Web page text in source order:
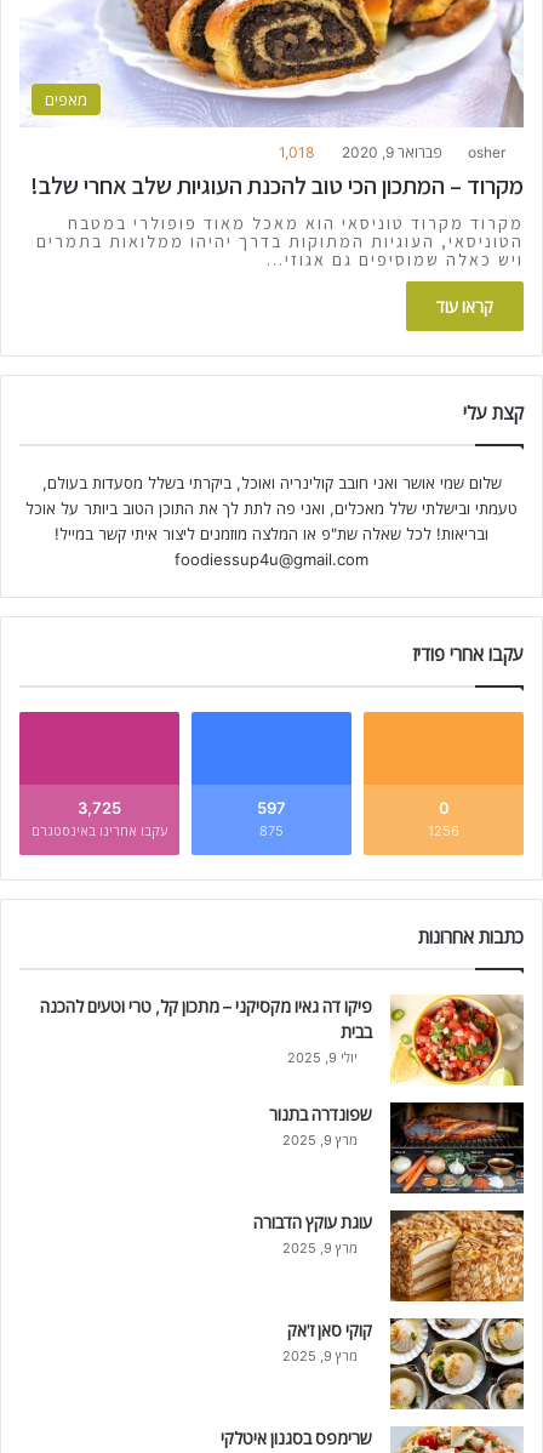
מאפים
osher פברואר 9, 2020 1,018
מקרוד – המתכון הכי טוב להכנת העוגיות שלב אחרי שלב!
מקרוד מקרוד טוניסאי הוא מאכל מאוד פופולרי במטבח
הטוניסאי, העוגיות המתוקות בדרך יהיהו ממלואות בתמרים
ויש כאלה שמוסיפים גם אגוזי…
קראו עוד
קצת עלי
שלום שמי אושר ואני חובב קולינריה ואוכל, ביקרתי בשלל מסעדות בעולם,
טעמתי ובישלתי שלל מאכלים, ואני פה לתת לך את התוכן הטוב ביותר על אוכל
ובריאות! לכל שאלה שת"פ או המלצה מוזמנים ליצור איתי קשר במייל!
foodiessup4u@gmail.com
עקבו אחרי פודיז
0
1256
597
875
3,725
עקבו אחרינו באינסטגרם
כתבות אחרונות
פיקו דה גאיו מקסיקני – מתכון קל, טרי וטעים להכנה
בבית
יולי 9, 2025
שפונדרה בתנור
מרץ 9, 2025
עוגת עוקץ הדבורה
מרץ 9, 2025
קוקי סאן ז'אק
מרץ 9, 2025
שרימפס בסגנון איטלקי